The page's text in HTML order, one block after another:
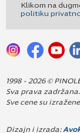
Klikom na
politiku
1998 - 2026 ©
Sva prava zadržana.
Sve cene su
Dizajn i izrada: